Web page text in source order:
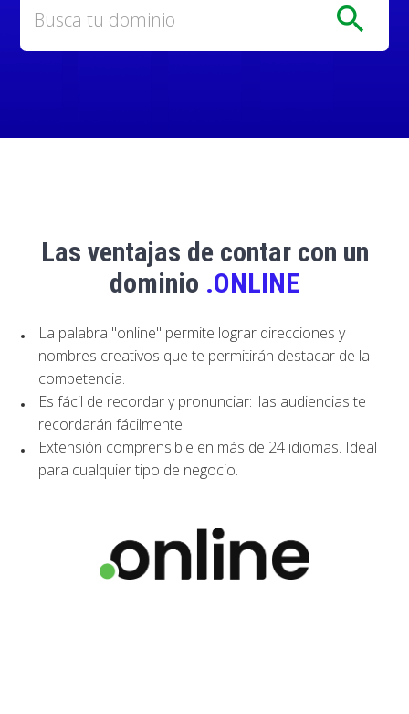
search
Las ventajas de contar con un
dominio .ONLINE
La palabra "online" permite lograr direcciones y
nombres creativos que te permitirán destacar de la
competencia.
Es fácil de recordar y pronunciar: ¡las audiencias te
recordaránfácilmente!
Extensión comprensible en más de 24 idiomas. Ideal
para cualquier tipo de negocio.